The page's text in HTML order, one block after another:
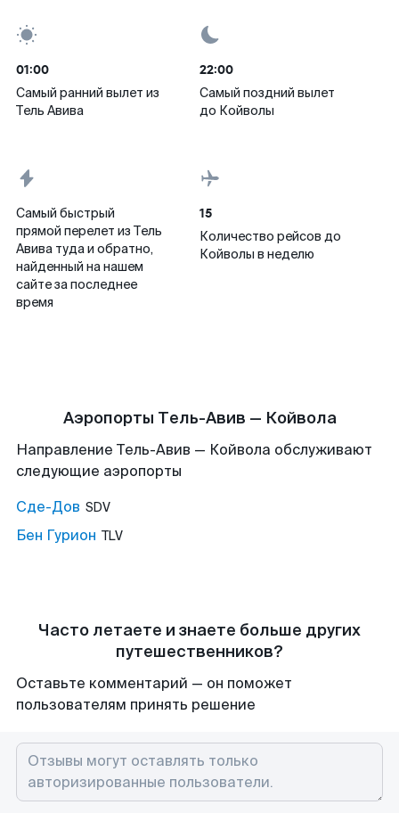
01:00
Самый ранний вылет из
Тель Авива
22:00
Самый поздний вылет
до Койволы
Самый быстрый
прямой перелет из Тель
Авива туда и обратно,
найденный на нашем
сайте за последнее
время
15
Количество рейсов до
Койволы в неделю
Аэропорты Тель-Авив — Койвола
Направление Тель-Авив — Койвола обслуживают
следующие аэропорты
Сде-Дов SDV
Бен Гурион TLV
Часто летаете и знаете больше других
путешественников?
Оставьте комментарий — он поможет
пользователям принять решение